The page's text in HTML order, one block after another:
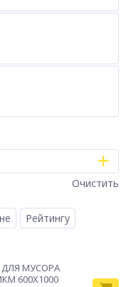
Очистить
Рейтингу
МУСОРА
600Х1000